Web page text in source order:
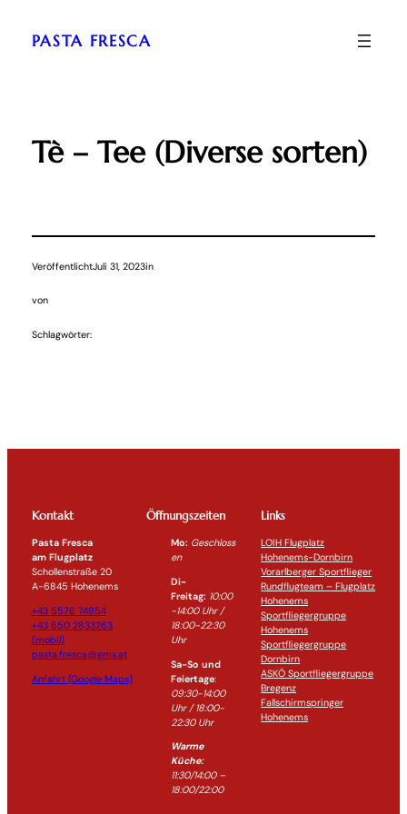
Inhalt
springen
PASTA FRESCA
Tè – Tee (Diverse sorten)
VeröffentlichtJuli 31, 2023in
von
Schlagwörter:
Kontakt
Pasta Fresca
am Flugplatz
Schollenstraße 20
A-6845 Hohenems
+43 5576 74954
+43 650 2833263
(mobil)
pasta.fresca@gmx.at
Anfahrt (Google Maps)
Öffnungszeiten
Mo: Geschloss
en
Di-
Freitag: 10:00
-14:00 Uhr /
18:00-22:30
Uhr
Sa-So und
Feiertage:
09:30-14:00
Uhr / 18:00-
22:30Uhr
Warme
Küche:
11:30/14:00 –
18:00/22:00
Links
LOIH Flugplatz
Hohenems-Dornbirn
Vorarlberger Sportflieger
Rundflugteam – Flugplatz
Hohenems
Sportfliegergruppe
Hohenems
Sportfliegergruppe
Dornbirn
ASKÖ Sportfliegergruppe
Bregenz
Fallschirmspringer
Hohenems